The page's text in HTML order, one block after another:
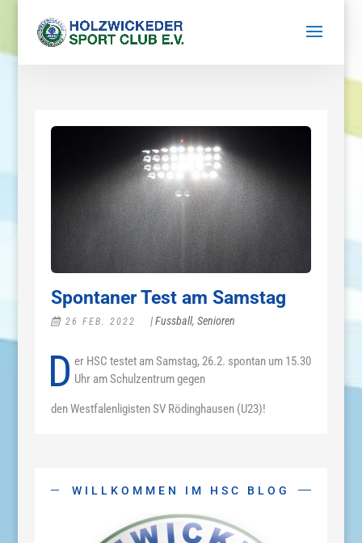
Spontaner Test am Samstag
26 FEB. 2022 |Fussball, Senioren
D er HSC testet am Samstag, 26.2. spontan um 15.30
Uhr am Schulzentrum gegen
den Westfalenligisten SV Rödinghausen (U23)!
WILLKOMMEN IM HSC BLOG